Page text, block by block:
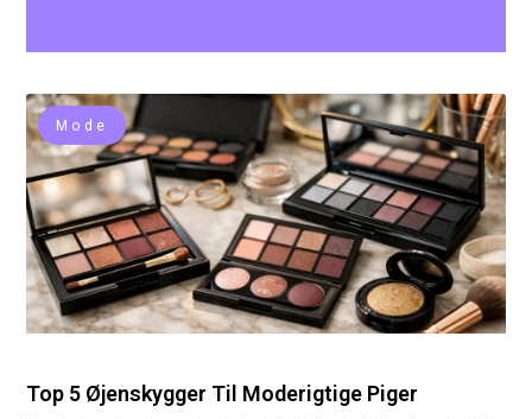
Mode
Top 5 Øjenskygger Til Moderigtige Piger